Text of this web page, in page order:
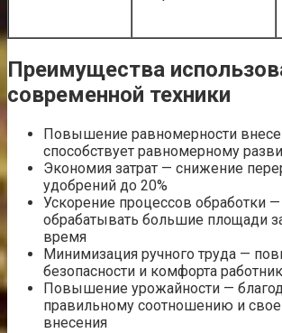
Преимущества
современной техники
Повышение равномерности
способствует равномерному
Экономия затрат — снижение
удобрений до 20%
Ускорение процессов обработки
обрабатывать большие площади
время
Минимизация ручного труда —
безопасности и комфорта
Повышение урожайности —
правильному соотношению и
внесения